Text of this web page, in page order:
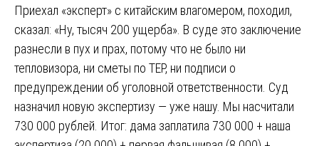
Приехал «эксперт» с китайским влагомером, походил,
сказал: «Ну, тысяч 200 ущерба». В суде это заключение
разнесли в пух и прах, потому что не было ни
тепловизора, ни сметы по ТЕР, ни подписи о
предупреждении об уголовной ответственности. Суд
назначил новую экспертизу — уже нашу. Мы насчитали
730 000 рублей. Итог: дама заплатила 730 000 + наша